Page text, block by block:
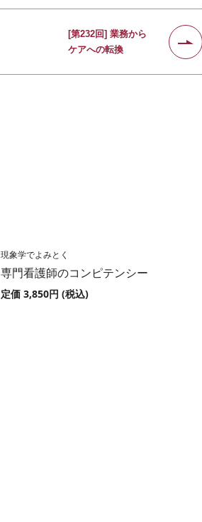
[第232回] 業務から
ケアへの転換
現象学でよみとく
専門看護師のコンピテンシー
定価 3,850円 (税込)